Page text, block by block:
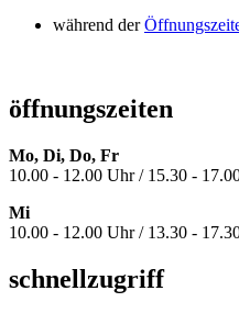
während der
öffnungszeiten
Mo, Di, Do, Fr
10.00 - 12.00 Uhr / 15.30 -
Mi
10.00 - 12.00 Uhr / 13.30 -
schnellzugriff